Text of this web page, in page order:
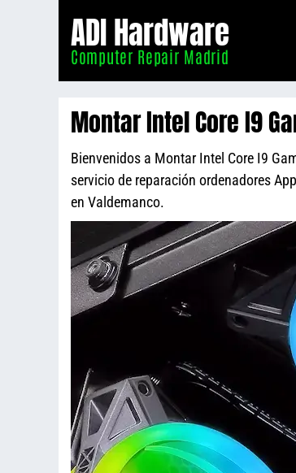
ADI Hardware
Computer Repair Madrid
Montar Intel Core I9
Bienvenidos a Montar Intel Core I9
servicio de reparación ordenadores
en Valdemanco.